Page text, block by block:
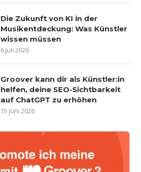
Die Zukunft von KI in der
Musikentdeckung: Was Künstler
wissen müssen
6 Juli 2026
Groover kann dir als Künstler:in
helfen, deine SEO-Sichtbarkeit
auf ChatGPT zu erhöhen
15 Juni 2026